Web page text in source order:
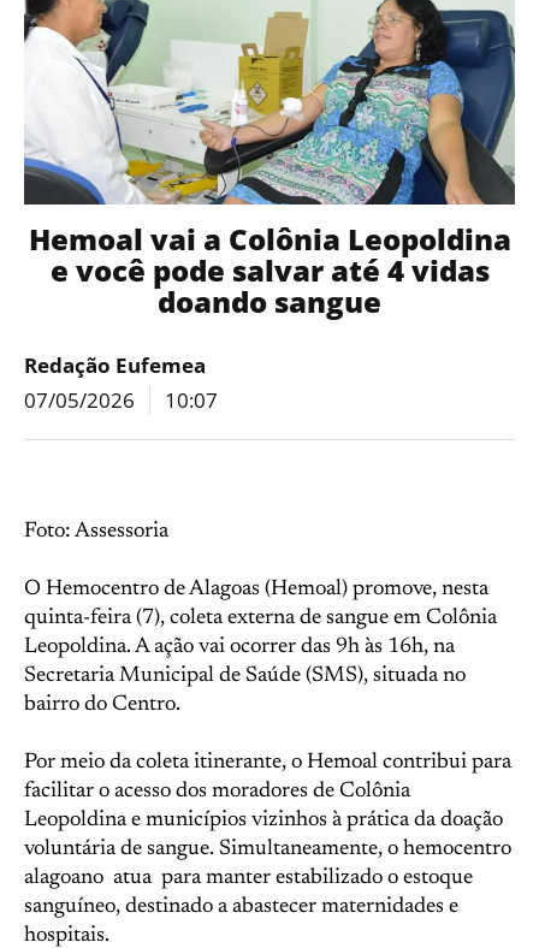
Hemoal vai a Colônia Leopoldina
e você pode salvar até 4 vidas
doando sangue
Redação Eufemea
07/05/2026
10:07
Foto: Assessoria
O Hemocentro de Alagoas (Hemoal) promove, nesta
quinta-feira (7), coleta externa de sangue em Colônia
Leopoldina. A ação vai ocorrer das 9h às 16h, na
Secretaria Municipal de Saúde (SMS), situada no
bairro do Centro.
Por meio da coleta itinerante, o Hemoal contribui para
facilitar o acesso dos moradores de Colônia
Leopoldina e municípios vizinhos à prática da doação
voluntária de sangue. Simultaneamente, o hemocentro
alagoano atua para manter estabilizado o estoque
sanguíneo, destinado a abastecer maternidades e
hospitais.